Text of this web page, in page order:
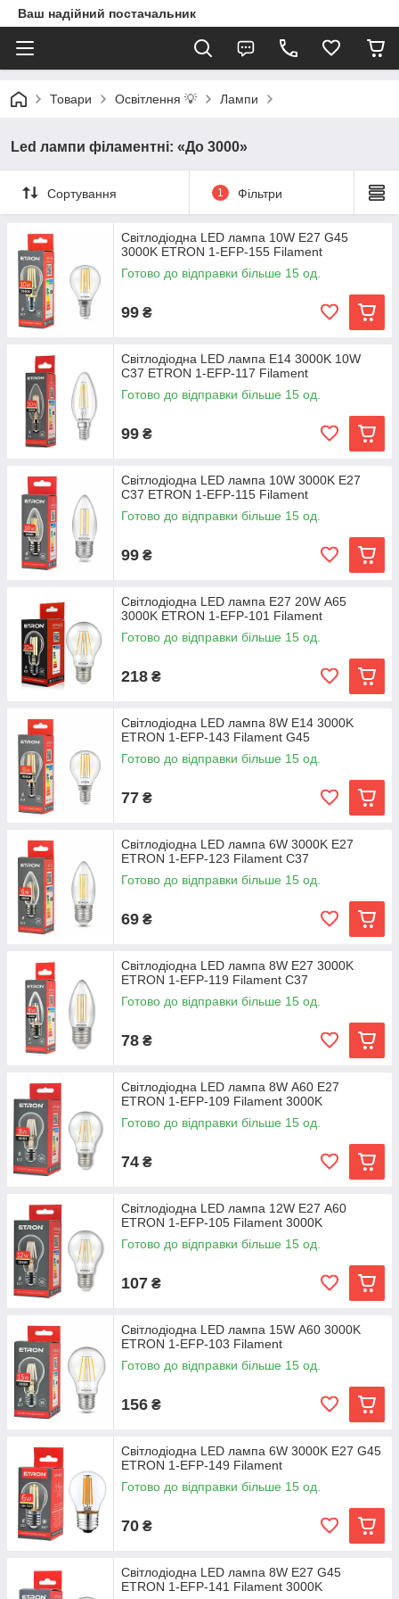
Ваш надійний постачальник
Товари Освітлення 💡 Лампи
Led лампи філаментні: «До 3000»
Сортування 1 Фільтри
Світлодіодна LED лампа 10W E27 G45
3000K ETRON 1-EFP-155 Filament
Готово до відправки більше 15 од.
99 ₴
Світлодіодна LED лампа E14 3000K 10W
С37 ETRON 1-EFP-117 Filament
Готово до відправки більше 15 од.
99 ₴
Світлодіодна LED лампа 10W 3000K E27
С37 ETRON 1-EFP-115 Filament
Готово до відправки більше 15 од.
99 ₴
Світлодіодна LED лампа E27 20W А65
3000K ETRON 1-EFP-101 Filament
Готово до відправки більше 15 од.
218 ₴
Світлодіодна LED лампа 8W E14 3000K
ETRON 1-EFP-143 Filament G45
Готово до відправки більше 15 од.
77 ₴
Світлодіодна LED лампа 6W 3000K E27
ETRON 1-EFP-123 Filament С37
Готово до відправки більше 15 од.
69 ₴
Світлодіодна LED лампа 8W E27 3000K
ETRON 1-EFP-119 Filament С37
Готово до відправки більше 15 од.
78 ₴
Світлодіодна LED лампа 8W А60 E27
ETRON 1-EFP-109 Filament 3000K
Готово до відправки більше 15 од.
74 ₴
Світлодіодна LED лампа 12W E27 А60
ETRON 1-EFP-105 Filament 3000K
Готово до відправки більше 15 од.
107 ₴
Світлодіодна LED лампа 15W А60 3000K
ETRON 1-EFP-103 Filament
Готово до відправки більше 15 од.
156 ₴
Світлодіодна LED лампа 6W 3000K E27 G45
ETRON 1-EFP-149 Filament
Готово до відправки більше 15 од.
70 ₴
Світлодіодна LED лампа 8W E27 G45
ETRON 1-EFP-141 Filament 3000K